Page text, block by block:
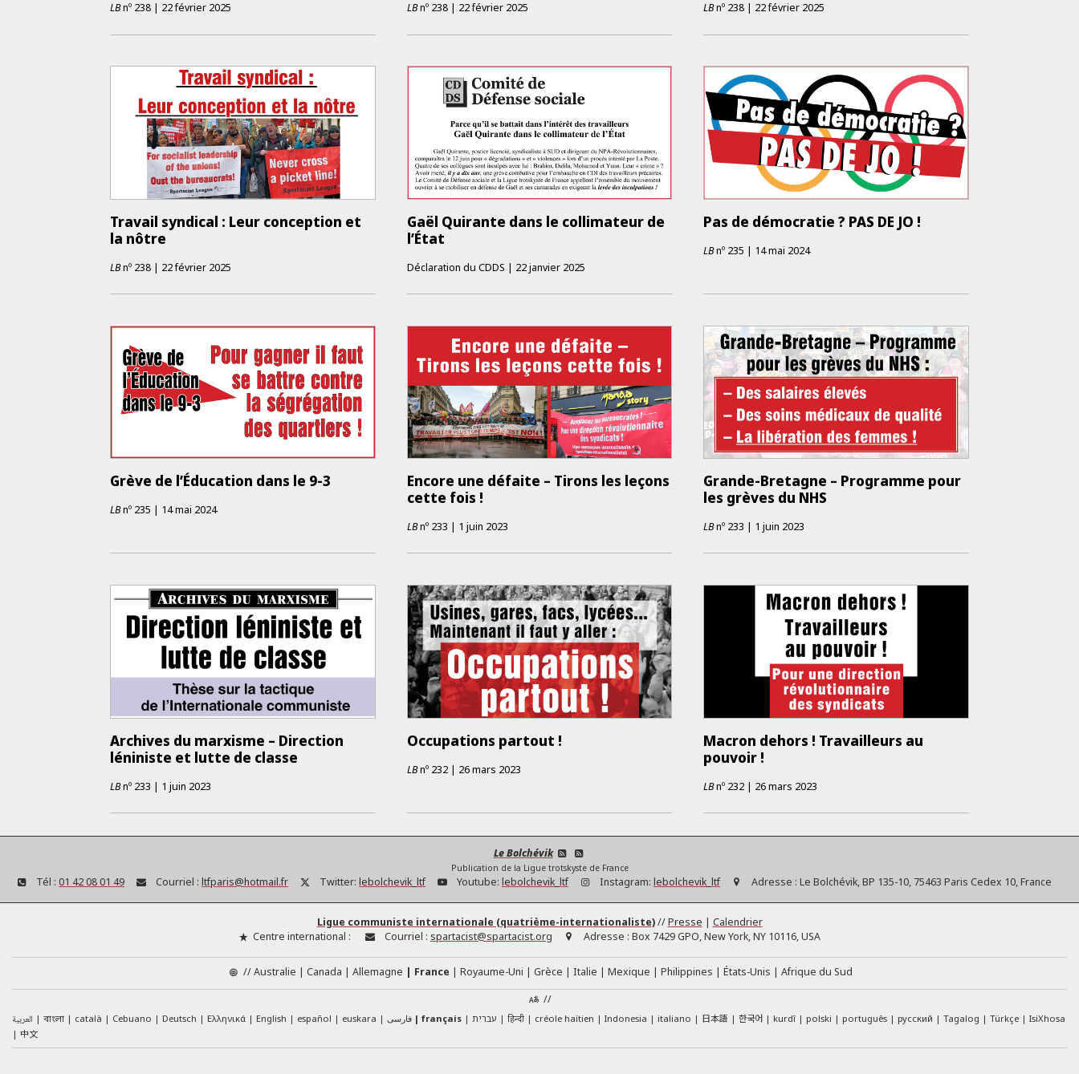
LBnº 238 22 février 2025 LBnº 238 22 février 2025 LBnº 238 22 février 2025
Travail syndical : Leur conception et
la nôtre
LBnº 238 | 22 février 2025
Gaël Quirante dans le collimateur de
l’État
Déclaration du CDDS | 22 janvier 2025
Pas de démocratie ? PAS DE JO !
LBnº 235 | 14 mai 2024
Grève de l’Éducation dans le 9-3
LBnº 235 | 14 mai 2024
Encore une défaite – Tirons les leçons
cette fois !
LBnº 233 | 1 juin 2023
Grande-Bretagne – Programme pour
les grèves du NHS
LBnº 233 | 1 juin 2023
Archives du marxisme – Direction
léniniste et lutte de classe
LBnº 233 | 1 juin 2023
Occupations partout !
LBnº 232 | 26 mars 2023
Macron dehors ! Travailleurs au
pouvoir !
LBnº 232 | 26 mars 2023
Le Bolchévik
Publication de la Ligue trotskyste de France
Tél : 01 42 08 01 49 Courriel : ltfparis@hotmail.fr Twitter: lebolchevik_ltf Youtube: lebolchevik_ltf Instagram: lebolchevik_ltf Adresse : Le Bolchévik, BP 135-10, 75463 Paris Cedex 10, France
Ligue communiste internationale (quatrième-internationaliste) //Presse | Calendrier
Centre international :
Courriel : spartacist@spartacist.org Adresse : Box 7429 GPO, New York, NY 10116, USA
//Australie Canada Allemagne France Royaume-Uni Grèce Italie Mexique Philippines États-Unis Afrique du Sud
//
العربية বাংলা català Cebuano Deutsch Ελληνικά English español euskara فارسی français עברית हिन्दी créole haïtien Indonesia italiano 日本語 한국어 kurdî polski português русский Tagalog Türkçe IsiXhosa
中文